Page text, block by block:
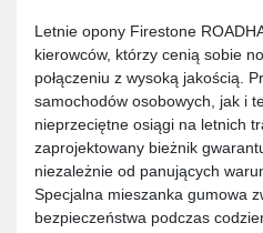
Letnie opony Firestone
kierowców, którzy cenią sobie
połączeniu z wysoką jakością.
samochodów osobowych, jak i
nieprzeciętne osiągi na letnich
zaprojektowany bieżnik
niezależnie od panujących
Specjalna mieszanka gumowa
bezpieczeństwa podczas